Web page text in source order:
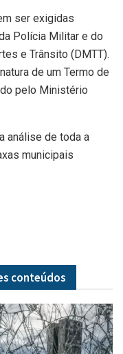
ser exigidas
Polícia Militar e do
e Trânsito (DMTT).
de um Termo de
pelo Ministério
análise de toda a
municipais
conteúdos